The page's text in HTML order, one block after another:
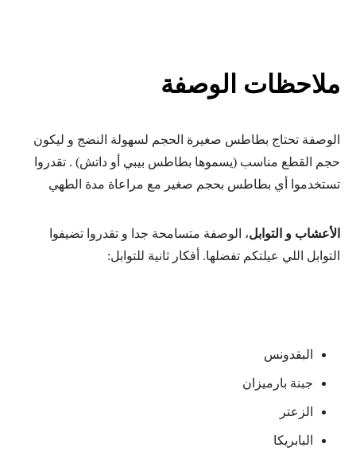
ملاحظات الوصفة
الوصفة تحتاج بطاطس صغيرة الحجم لسهولة النضج و ليكون
حجم القطع مناسب (يسموها بطاطس بيبي أو داتش) . تقدروا
تستخدموا أي بطاطس بحجم صغير مع مراعاة مدة الطهي
الأعشاب و التوابل، الوصفة متسامحة جدا و تقدروا تضيفوا
التوابل اللي عيلتكم تفضلها. أفكار ثانية للتوابل:
البقدونس
جبنة بارميزان
الزعتر
البابريكا